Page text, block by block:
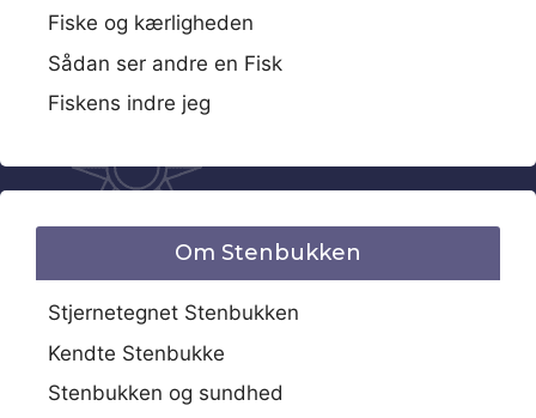
Fiske og kærligheden
Sådan ser andre en Fisk
Fiskens indre jeg
Om Stenbukken
Stjernetegnet Stenbukken
Kendte Stenbukke
Stenbukken og sundhed